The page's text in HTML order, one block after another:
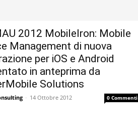
2012 MobileIron: Mobile
Management di nuova
per iOS e Android
in anteprima da
Solutions
- 14 Ottobre 2012 0 Commenti